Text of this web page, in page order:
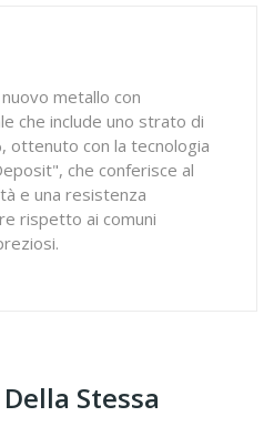
metallo con
che include uno strato di
ottenuto con la tecnologia
che conferisce al
e una resistenza
rispetto ai comuni
Stessa